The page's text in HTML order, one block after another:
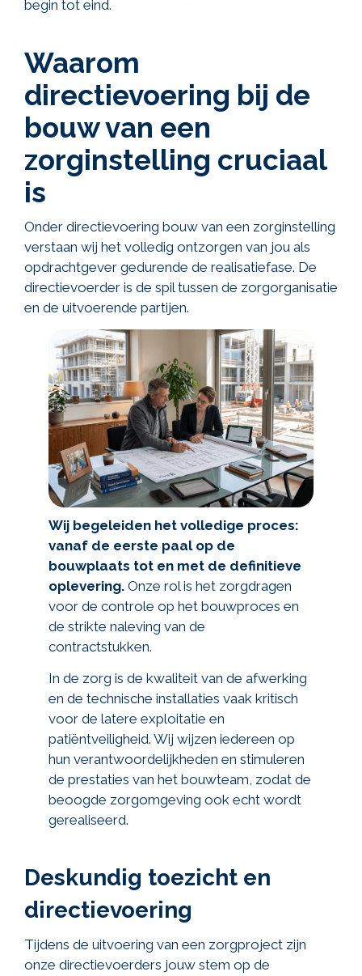
begin tot eind.
Waarom
directievoering bij de
bouw van een
zorginstelling cruciaal
is
Onder directievoering bouw van een zorginstelling
verstaan wij het volledig ontzorgen van jou als
opdrachtgever gedurende de realisatiefase. De
directievoerder is de spil tussen de zorgorganisatie
en de uitvoerende partijen.
Wij begeleiden het volledige proces:
vanaf de eerste paal op de
bouwplaats tot en met de definitieve
oplevering. Onze rol is het zorgdragen
voor de controle op het bouwproces en
de strikte naleving van de
contractstukken.
In de zorg is de kwaliteit van de afwerking
en de technische installaties vaak kritisch
voor de latere exploitatie en
patiëntveiligheid. Wij wijzen iedereen op
hun verantwoordelijkheden en stimuleren
de prestaties van het bouwteam, zodat de
beoogde zorgomgeving ook echt wordt
gerealiseerd.
Deskundig toezicht en
directievoering
Tijdens de uitvoering van een zorgproject zijn
onze directievoerders jouw stem op de